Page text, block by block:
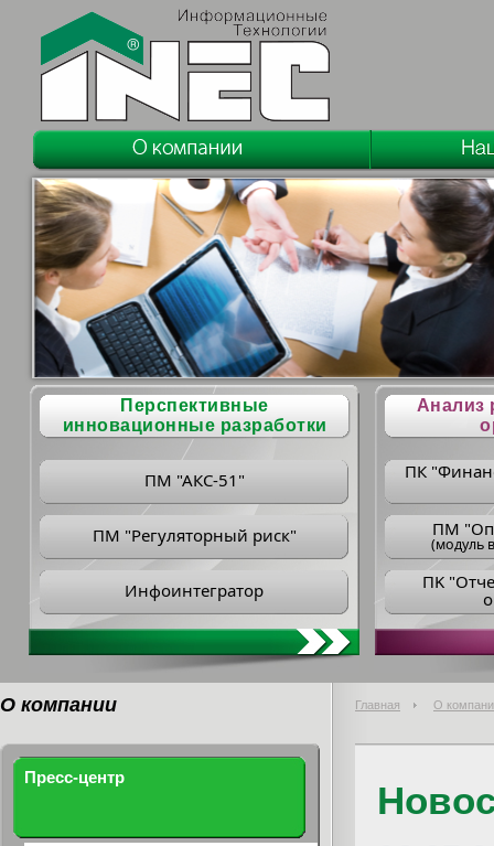
Перспективные
инновационные разработки
ПМ "АКС-51"
ПМ "Регуляторный риск"
Инфоинтегратор
Анализ
ПК
ПM
(модуль
ПK
О компании Главная О
Пресс-центр